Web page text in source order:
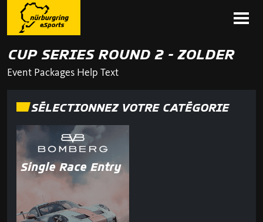
CUP SERIES ROUND 2 - ZOLDER
Event Packages Help Text
SÉLECTIONNEZ VOTRE CATÉGORIE
Single Race Entry